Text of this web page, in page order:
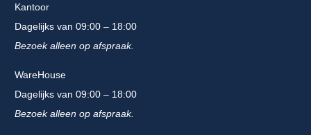
Kantoor
Dagelijks van 09:00 – 18:00
Bezoek alleen op afspraak.
WareHouse
Dagelijks van 09:00 – 18:00
Bezoek alleen op afspraak.